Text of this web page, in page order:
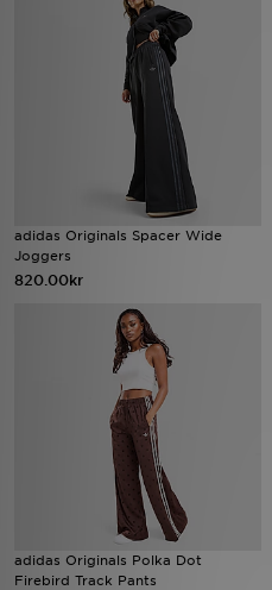
adidas Originals Spacer Wide
Joggers
820.00kr
adidas Originals Polka Dot
Firebird Track Pants
Ladda ner appen
Mina meddelanden
JD Blogg